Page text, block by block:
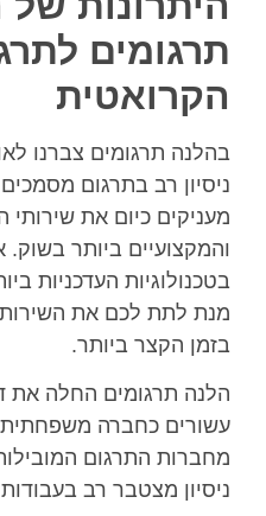
תרגומים
הקרואטית
בהלנה תרגומים צברנו
ניסיון רב בתרגום
מעניקים כיום את שירותי
והמקצועיים ביותר בשוק.
בטכנולוגיות העדכניות
מנת לתת לכם את השירות
בזמן הקצר ביותר.
הלנה תרגומים החלה את
עשורים כחברה
מחברות התרגום
ניסיון מצטבר רב